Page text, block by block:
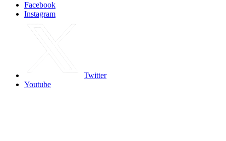
Facebook
Instagram
Twitter
Youtube